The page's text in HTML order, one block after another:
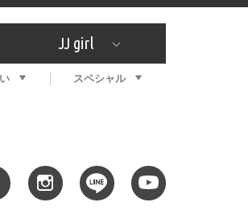
プチプラ プレゼント
What's NEW？ 特集
プレゼント
恋愛
JJ girl
特集 おしゃラン！
スペシャル